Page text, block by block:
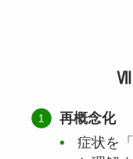
Ⅶ
再概念化
症状を